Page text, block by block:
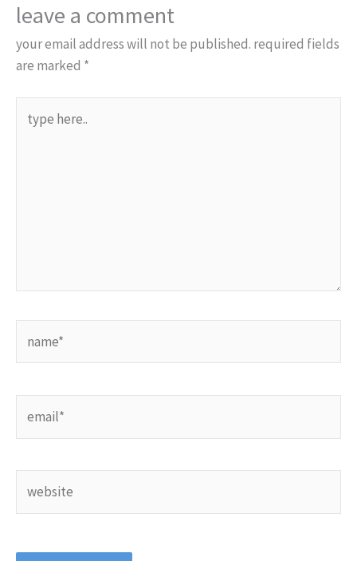
leave a comment
your email address will not be published. required fields
are marked *
here..